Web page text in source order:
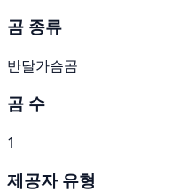
곰 종류
반달가슴곰
곰 수
1
제공자 유형